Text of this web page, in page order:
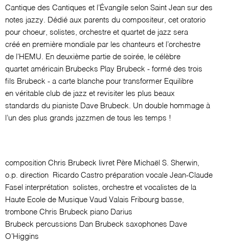
Cantique des Cantiques et l’Évangile selon Saint Jean sur des
notes jazzy. Dédié aux parents du compositeur, cet oratorio
pour choeur, solistes, orchestre et quartet de jazz sera
créé en première mondiale par les chanteurs et l’orchestre
de l'HEMU. En deuxième partie de soirée, le célèbre
quartet américain Brubecks Play Brubeck - formé des trois
fils Brubeck - a carte blanche pour transformer Equilibre
en véritable club de jazz et revisiter les plus beaux
standards du pianiste Dave Brubeck. Un double hommage à
l’un des plus grands jazzmen de tous les temps !
composition Chris Brubeck livret Père Michaël S. Sherwin,
o.p. direction Ricardo Castro préparation vocale Jean-Claude
Fasel interprétation solistes, orchestre et vocalistes de la
Haute Ecole de Musique Vaud Valais Fribourg basse,
trombone Chris Brubeck piano Darius
Brubeck percussions Dan Brubeck saxophones Dave
O’Higgins